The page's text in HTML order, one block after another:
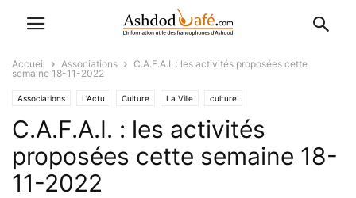
Accueil Associations
C.A.F.A.I. : les activités proposées cette
semaine 18-11-2022
Associations L'Actu Culture La Ville culture
Événementiel (Hévra Ironit)
C.A.F.A.I. : les activités
proposées cette semaine 18-
11-2022